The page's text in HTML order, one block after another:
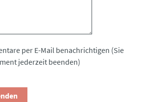
per E-Mail benachrichtigen (Sie
jederzeit beenden)